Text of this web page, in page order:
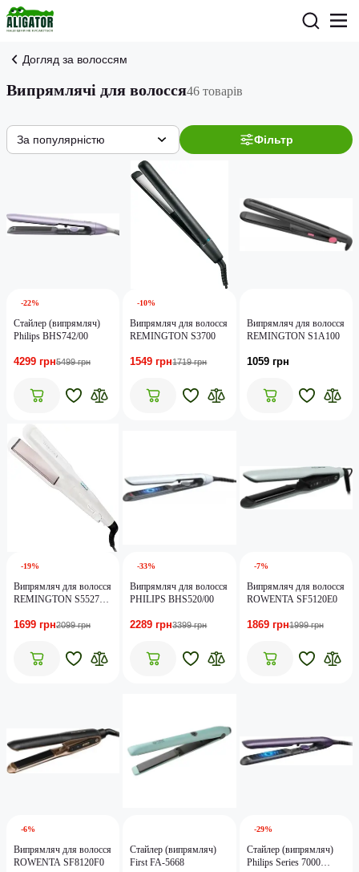
Догляд за волоссям
Випрямлячі для волосся46 товарів
Фільтр
За популярністю
-22%
Стайлер (випрямляч)
Philips BHS742/00
4299 грн5499 грн
-10%
Випрямляч для волосся
REMINGTON S3700
1549 грн1719 грн
Випрямляч для волосся
REMINGTON S1A100
1059 грн
-19%
Випрямляч для волосся
REMINGTON S5527
(white)
1699 грн2099 грн
-33%
Випрямляч для волосся
PHILIPS BHS520/00
2289 грн3399 грн
-7%
Випрямляч для волосся
ROWENTA SF5120E0
1869 грн1999 грн
-6%
Випрямляч для волосся
ROWENTA SF8120F0
Стайлер (випрямляч)
First FA-5668
-29%
Стайлер (випрямляч)
Philips Series 7000